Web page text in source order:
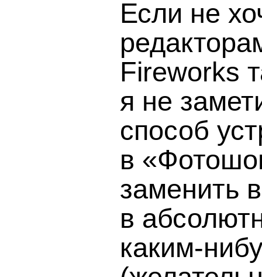
Если не
Fireworks
я не
способ
в
заменить
в
каким-